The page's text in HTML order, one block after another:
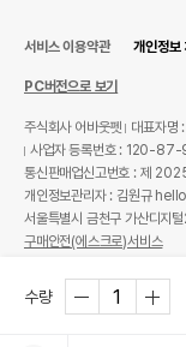
수량
서비스 이용약관 개인정보
PC버전으로 보기
주식회사 어바웃펫
대표자명
사업자 등록번호 : 120-
통신판매업신고번호 : 제
개인정보관리자 : 김원규
서울특별시 금천구 가산디
구매안전(에스크로)서비스